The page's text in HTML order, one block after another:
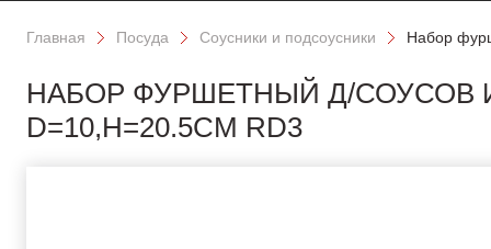
Главная Посуда Соусники и подсоусники Набор
НАБОР ФУРШЕТНЫЙ Д/СОУСОВ
D=10,H=20.5СМ RD3